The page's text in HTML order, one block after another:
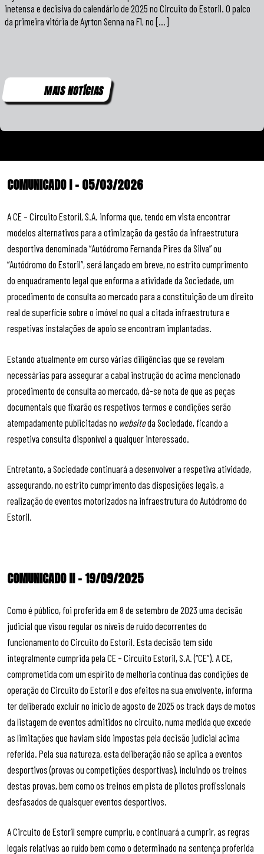
inetensa e decisiva do calendário de 2025 no Circuito do Estoril. O palco
da primeira vitória de Ayrton Senna na F1, no […]
MAIS NOTÍCIAS
COMUNICADO I – 05/03/2026
A CE – Circuito Estoril, S.A. informa que, tendo em vista encontrar
modelos alternativos para a otimização da gestão da infraestrutura
desportiva denominada “Autódromo Fernanda Pires da Silva” ou
“Autódromo do Estoril”, será lançado em breve, no estrito cumprimento
do enquadramento legal que enforma a atividade da Sociedade, um
procedimento de consulta ao mercado para a constituição de um direito
real de superfície sobre o imóvel no qual a citada infraestrutura e
respetivas instalações de apoio se encontram implantadas.
Estando atualmente em curso várias diligências que se revelam
necessárias para assegurar a cabal instrução do acima mencionado
procedimento de consulta ao mercado, dá-se nota de que as peças
documentais que fixarão os respetivos termos e condições serão
atempadamente publicitadas no websiteda Sociedade, ficando a
respetiva consulta disponível a qualquer interessado.
Entretanto, a Sociedade continuará a desenvolver a respetiva atividade,
assegurando, no estrito cumprimento das disposições legais, a
realização de eventos motorizados na infraestrutura do Autódromo do
Estoril.
COMUNICADO II – 19/09/2025
Como é público, foi proferida em 8 de setembro de 2023 uma decisão
judicial que visou regular os níveis de ruído decorrentes do
funcionamento do Circuito do Estoril. Esta decisão tem sido
integralmente cumprida pela CE – Circuito Estoril, S.A. (“CE”). A CE,
comprometida com um espírito de melhoria contínua das condições de
operação do Circuito do Estoril e dos efeitos na sua envolvente, informa
ter deliberado excluir no início de agosto de 2025 os track days de motos
da listagem de eventos admitidos no circuito, numa medida que excede
as limitações que haviam sido impostas pela decisão judicial acima
referida. Pela sua natureza, esta deliberação não se aplica a eventos
desportivos (provas ou competições desportivas), incluindo os treinos
destas provas, bem como os treinos em pista de pilotos profissionais
desfasados de quaisquer eventos desportivos.
A Circuito de Estoril sempre cumpriu, e continuará a cumprir, as regras
legais relativas ao ruído bem como o determinado na sentença proferida